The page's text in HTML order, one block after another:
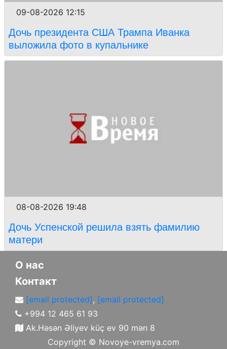
09-08-2026 12:15
Дочь президента США Трампа Иванка
выложила фото в купальнике
08-08-2026 19:48
Дочь Успенской решила взять фамилию
матери
О нас
Контакт
[email protected], [email protected]
+994 12 465 61 93
Ak.Həsən Əliyev küç ev 90 mən 8
Copyright © Novoye-vremya.com